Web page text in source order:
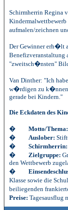
Schirmherrin Regina
aufmalen/zeichnen
Der Gewinner erh�lt
Benefizveranstaltung
"zweitsch�nsten"
Van Dinther: "Ich
w�rdigen zu k�nnen,
gerade bei Kindern."
Die Eckdaten des
� Motto/Thema:
� Auslober:
� Schirmherrin:
� Zielgruppe:
den Wettbewerb
�
Klasse sowie die
beiliegenden
Preise: Tagesausflug